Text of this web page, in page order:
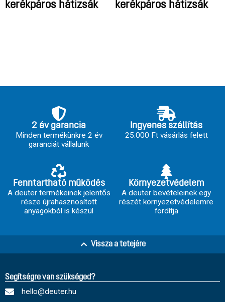
kerékpáros hátizsák
kerékpáros hátizsák
2 év garancia
Minden termékünkre 2 év
garanciát vállalunk
Ingyenes szállítás
25.000 Ft vásárlás felett
Fenntartható működés
A deuter termékeinek jelentős
része újrahasznosított
anyagokból is készül
Környezetvédelem
A deuter bevételeinek egy
részét környezetvédelemre
fordítja
Vissza a tetejére
Segítségre van szükséged?
hello@deuter.hu